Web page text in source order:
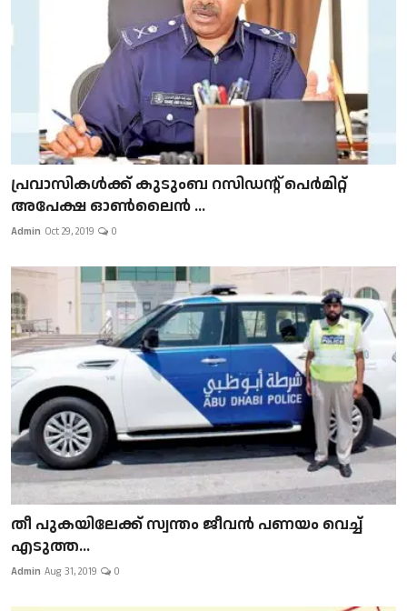
പ്രവാസികള്‍ക്ക് കുടുംബ റസിഡന്റ് പെർമിറ്റ്
അപേക്ഷ ഓൺലൈൻ ...
Admin Oct 29, 2019 0
​​​​​​​തീ പുകയിലേക്ക് സ്വന്തം ജീവന്‍ പണയം വെച്ച്
എടുത്ത...
Admin Aug 31, 2019 0